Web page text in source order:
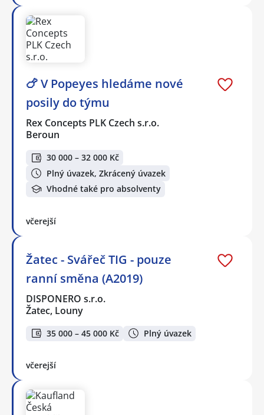
🍗 V Popeyes hledáme nové
posily do týmu
Rex Concepts PLK Czech s.r.o.
Beroun
30 000 – 32 000 Kč
Plný úvazek, Zkrácený úvazek
Vhodné také pro absolventy
včerejší
Žatec - Svářeč TIG - pouze
ranní směna (A2019)
DISPONERO s.r.o.
Žatec, Louny
35 000 – 45 000 Kč Plný úvazek
včerejší